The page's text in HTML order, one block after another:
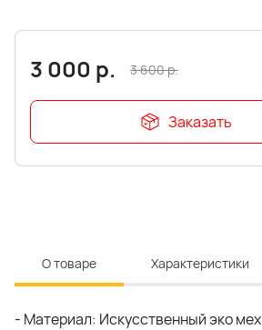
3 000 р. 3 600р.
Заказать
О товаре Характеристики
- Материал: Искусственный эко мех